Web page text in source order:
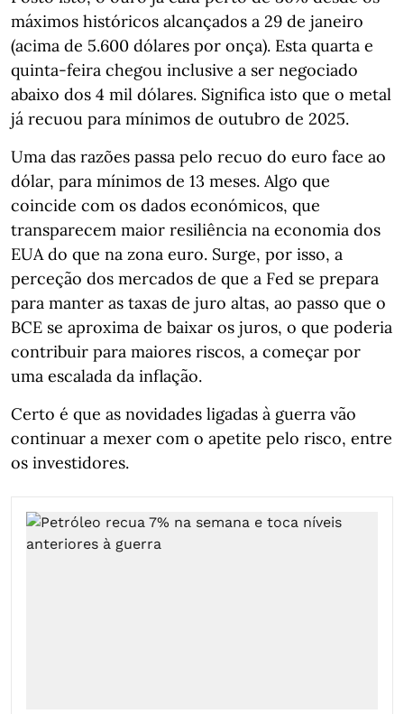
máximos históricos alcançados a 29 de janeiro
(acima de 5.600 dólares por onça). Esta quarta e
quinta-feira chegou inclusive a ser negociado
abaixo dos 4 mil dólares. Significa isto que o metal
já recuou para mínimos de outubro de 2025.
Uma das razões passa pelo recuo do euro face ao
dólar, para mínimos de 13 meses. Algo que
coincide com os dados económicos, que
transparecem maior resiliência na economia dos
EUA do que na zona euro. Surge, por isso, a
perceção dos mercados de que a Fed se prepara
para manter as taxas de juro altas, ao passo que o
BCE se aproxima de baixar os juros, o que poderia
contribuir para maiores riscos, a começar por
uma escalada da inflação.
Certo é que as novidades ligadas à guerra vão
continuar a mexer com o apetite pelo risco, entre
os investidores.